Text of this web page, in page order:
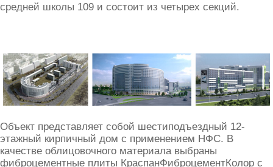
средней школы 109 и состоит из четырех секций.
Объект представляет собой шестиподъездный 12-
этажный кирпичный дом с применением НФС. В
качестве облицовочного материала выбраны
фиброцементные плиты КраспанФиброцементКолор с